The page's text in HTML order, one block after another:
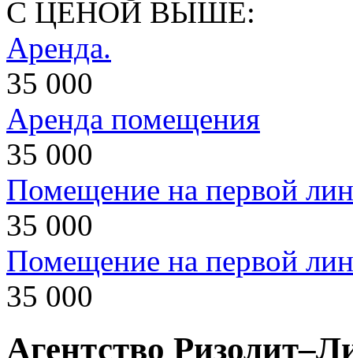
С ЦЕНОЙ ВЫШЕ:
Аренда.
35 000
Аренда помещения
35 000
Помещение на первой
35 000
Помещение на первой
35 000
Агентство